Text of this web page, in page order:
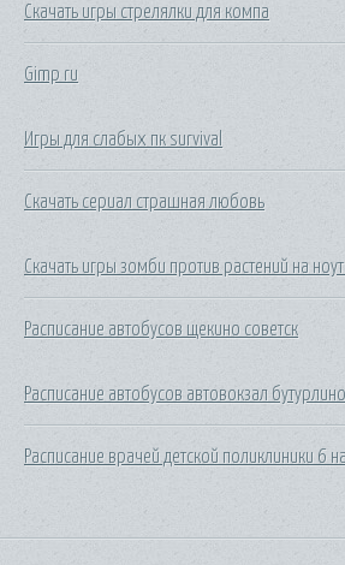
Скачать игры стрелялки для компа
Gimp ru
Игры для слабых пк survival
Скачать сериал страшная любовь
Скачать игры зомби против растений на
Расписание автобусов щекино советск
Расписание автобусов автовокзал
Расписание врачей детской поликлиники 6